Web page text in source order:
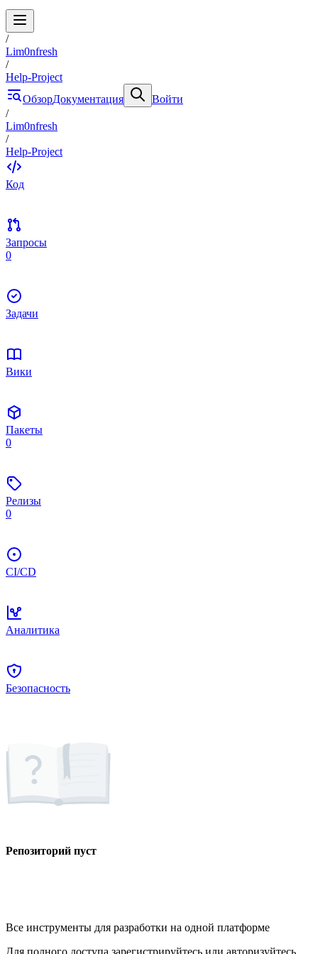
/
Lim0nfresh
/
Help-Project
ОбзорДокументация
Войти
/
Lim0nfresh
/
Help-Project
Код
Запросы
0
Задачи
Вики
Пакеты
0
Релизы
0
CI/CD
Аналитика
Безопасность
Репозиторий пуст
Все инструменты для разработки на одной платформе
Для полного доступа зарегистрируйтесь или авторизуйтесь